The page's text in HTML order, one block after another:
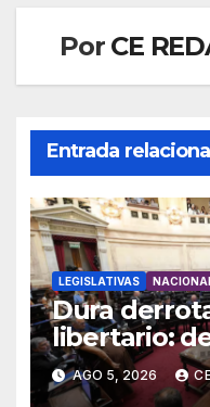
Por CE
Entrada
LEGISLATIVAS
Dura
libertario:
capítulo de
de tierras
AGO 5, 2026